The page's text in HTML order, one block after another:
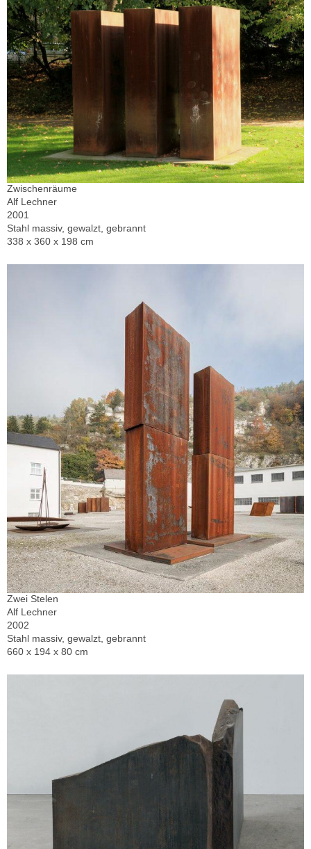
Zwischenräume
Alf Lechner
2001
Stahl massiv, gewalzt, gebrannt
338 x 360 x 198 cm
Zwei Stelen
Alf Lechner
2002
Stahl massiv, gewalzt, gebrannt
660 x 194 x 80 cm